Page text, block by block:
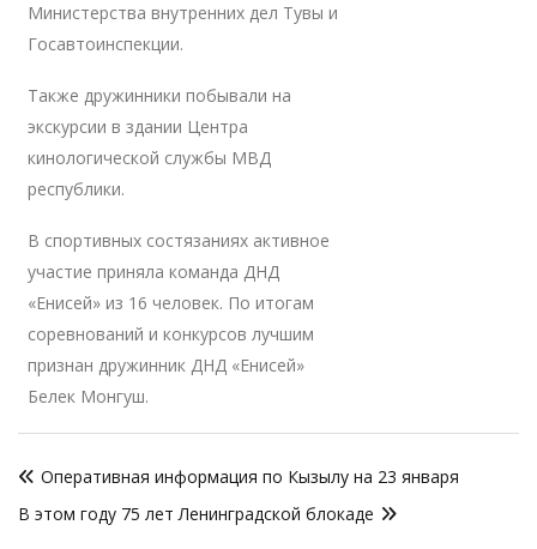
Министерства внутренних дел Тувы и
Госавтоинспекции.
Также дружинники побывали на
экскурсии в здании Центра
кинологической службы МВД
республики.
В спортивных состязаниях активное
участие приняла команда ДНД
«Енисей» из 16 человек. По итогам
соревнований и конкурсов лучшим
признан дружинник ДНД «Енисей»
Белек Монгуш.
по
записям
Оперативная информация по Кызылу на 23 января
В этом году 75 лет Ленинградской блокаде